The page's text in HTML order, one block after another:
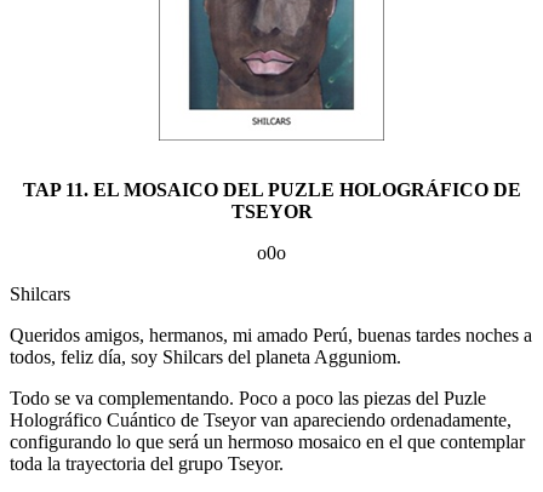
TAP 11. EL MOSAICO DEL PUZLE HOLOGRÁFICO DE
TSEYOR
o0o
Shilcars
Queridos amigos, hermanos, mi amado Perú, buenas tardes noches a
todos, feliz día, soy Shilcars del planeta Agguniom.
Todo se va complementando. Poco a poco las piezas del Puzle
Holográfico Cuántico de Tseyor van apareciendo ordenadamente,
configurando lo que será un hermoso mosaico en el que contemplar
toda la trayectoria del grupo Tseyor.